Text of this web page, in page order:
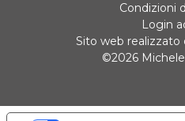
Condizioni
Login
Sito web realizzato
©2026